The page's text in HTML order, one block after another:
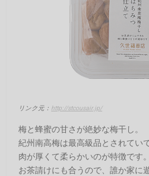
リンク元： http://stcousair.jp/
梅と蜂蜜の甘さが絶妙な梅干し。
紀州南高梅は最高級品とされてい
肉が厚くて柔らかいのが特徴です。
お茶請けにも合うので、誰か家に